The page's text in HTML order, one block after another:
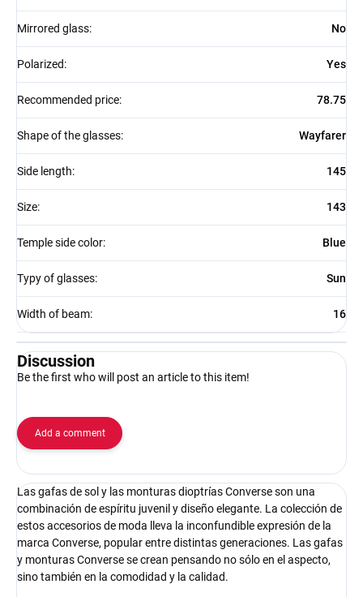
Mirrored glass: No
Polarized: Yes
Recommended price: 78.75
Shape of the glasses: Wayfarer
Side length: 145
Size: 143
Temple side color: Blue
Typy of glasses: Sun
Width of beam: 16
Discussion
Be the first who will post an article to this item!
Add a comment
Las gafas de sol y las monturas dioptrías Converse son una
combinación de espíritu juvenil y diseño elegante. La colección de
estos accesorios de moda lleva la inconfundible expresión de la
marca Converse, popular entre distintas generaciones. Las gafas
y monturas Converse se crean pensando no sólo en el aspecto,
sino también en la comodidad y la calidad.